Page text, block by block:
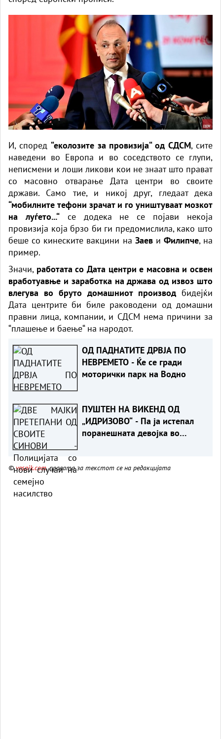
И, според “еколозите за провизија“ од СДСМ, сите
наведени во Европа и во соседството се глупи,
неписмени и лоши ликови кои не знаат што прават
со масовно отварање Дата центри во своите
држави. Само тие, и никој друг, гледаат дека
“мобилните тефони зрачат и го уништуваат мозкот
на луѓето...“се додека не се појави некоја
провизија која брзо би ги предомислила, како што
беше со кинеските вакцини на Заеви Филипче, на
пример.
Значи, работата со Дата центри е масовна и освен
вработуавње и заработка на држава од извоз што
влегува во бруто домашниот производ бидејќи
Дата центрите би биле раководени од домашни
правни лица, компании, и СДСМ нема причини за
“плашење и баење“ на народот.
ОД ПАДНАТИТЕ ДРВЈА ПО
НЕВРЕМЕТО - Ќе се гради
моторички парк на Водно
ПУШТЕН НА ВИКЕНД ОД
„ИДРИЗОВО“ - Па ја истепал
поранешната девојка во
©vesnik.com, правата за текстот се на редакцијата